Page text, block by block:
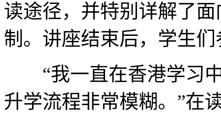
读途径，并特别详解了
制。讲座结束后，学生
“我一直在香港学习中
升学流程非常模糊。”在